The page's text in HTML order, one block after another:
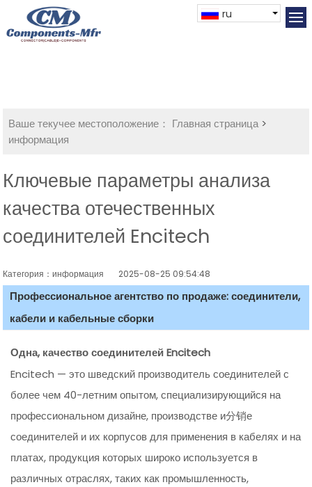
ru
Ваше текучее местоположение： Главная страница>
информация
Ключевые параметры анализа
качества отечественных
соединителей Encitech
Категория：информация 2025-08-25 09:54:48
Профессиональное агентство по продаже: соединители,
кабели и кабельные сборки
Одна, качество соединителей Encitech
Encitech — это шведский производитель соединителей с
более чем 40-летним опытом, специализирующийся на
профессиональном дизайне, производстве и分销е
соединителей и их корпусов для применения в кабелях и на
платах, продукция которых широко используется в
различных отраслях, таких как промышленность,